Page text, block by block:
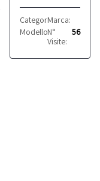
Categoria: Altro
Marca:
Modello: TA/V14
N°
Visite:
56